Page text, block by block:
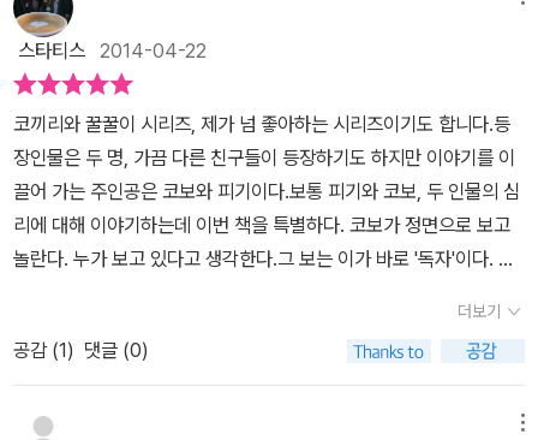
스타티스 2014-04-22
코끼리와 꿀꿀이 시리즈, 제가 넘 좋아하는 시리즈이기도 합니다.등
장인물은 두 명, 가끔 다른 친구들이 등장하기도 하지만 이야기를 이
끌어 가는 주인공은 코보와 피기이다.보통 피기와 코보, 두 인물의 심
리에 대해 이야기하는데 이번 책을 특별하다. 코보가 정면으로 보고
놀란다. 누가 보고 있다고 생각한다.그 보는 이가 바로 '독자'이다. 작
가 대화를 하는 것이다. 주인공들이 독자를 인식하기 시작했다. 주인
공들은 책 속에 있다는 것을 인지한다.우리가 책을 읽으면 바로 코보
와 피기가 원하는 대로 말할 수 있는 것이다. 우리가 어떻게 할지 알고
행동한다. 마지막에는 아이들 마음을 대변한다. 책을 한번 더 읽어달
더보기
공감 (1) 댓글 (0)